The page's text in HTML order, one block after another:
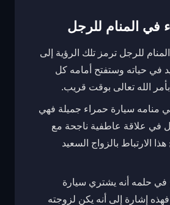
في المنام للرجل
للرجل ترمز تلك الرؤية إلى
في حياته وستفتح أمامه كل
بأمر الله تعالى بوقت قريب.
منامه سيارة حمراء جميلة فهي
في علاقة عاطفية ناجحة مع
الارتباط بالزواج السعيد
في حلمه أنه يشتري سيارة
إشارة إلى أنه يكن لزوجته